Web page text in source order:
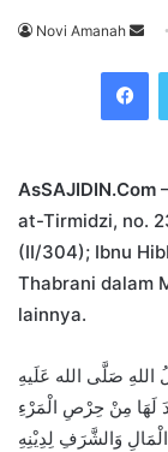
Novi Amanah
Send
AsSAJIDIN.Com
at-Tirmidzi, no.
(II/304); Ibnu
Thabrani dalam
lainnya.
صَلَّى الله عَلَيهِ
لَهَا مِنْ حِرْصِ الْمَرْءِ
وَالشَّرَفِ لِدِيْنِهِ